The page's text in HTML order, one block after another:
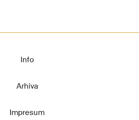
Info
Arhiva
Impresum